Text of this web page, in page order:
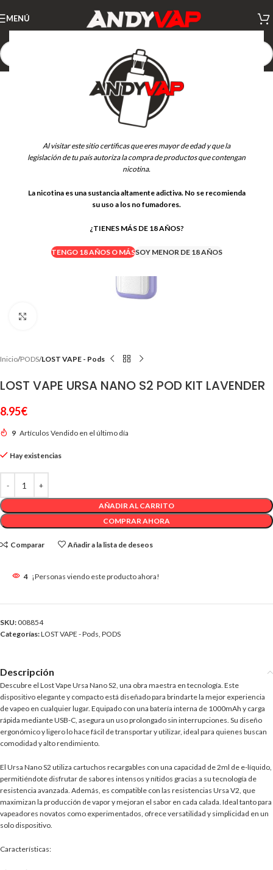
Al visitar este sitio certificas que eres mayor de edad y que la
legislación de tu país autoriza la compra de productos que contengan
nicotina.
La nicotina es una sustancia altamente adictiva. No se recomienda
su uso a los no fumadores.
¿TIENES MÁS DE 18 AÑOS?
TENGO 18 AÑOS O MÁSSOY MENOR DE 18 AÑOS
MENÚ
Inicio PODS LOST VAPE - Pods
LOST VAPE URSA NANO S2 POD KIT LAVENDER
8.95€
9 Artículos Vendido en el último día
Hay existencias
AÑADIR AL CARRITO
COMPRAR AHORA
Comparar Añadir a la lista de deseos
4 ¡Personas viendo este producto ahora!
SKU: 008854
Categorías:LOST VAPE - Pods, PODS
Descripción
Descubre el Lost Vape Ursa Nano S2, una obra maestra en tecnología. Este
dispositivo elegante y compacto está diseñado para brindarte la mejor experiencia
de vapeo en cualquier lugar. Equipado con una batería interna de 1000mAh y carga
rápida mediante USB-C, asegura un uso prolongado sin interrupciones. Su diseño
ergonómico y ligero lo hace fácil de transportar y utilizar, ideal para quienes buscan
comodidad y alto rendimiento.
El Ursa Nano S2 utiliza cartuchos recargables con una capacidad de 2ml de e-líquido,
permitiéndote disfrutar de sabores intensos y nítidos gracias a su tecnología de
resistencia avanzada. Además, es compatible con las resistencias Ursa V2, que
maximizan la producción de vapor y mejoran el sabor en cada calada. Ideal tanto para
vapeadores novatos como experimentados, ofrece versatilidad y simplicidad en un
solo dispositivo.
Características: